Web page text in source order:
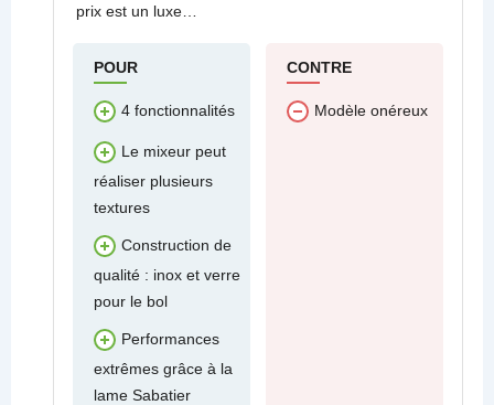
prix est un luxe…
POUR
4 fonctionnalités
Le mixeur peut
réaliser plusieurs
textures
Construction de
qualité : inox et verre
pour le bol
Performances
extrêmes grâce à la
lame Sabatier
CONTRE
Modèle onéreux